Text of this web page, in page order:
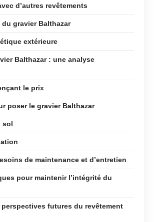
d’autres revêtements
gravier Balthazar
extérieure
Balthazar : une analyse
le prix
poser le gravier Balthazar
sol
de maintenance et d’entretien
pour maintenir l’intégrité du
futures du revêtement